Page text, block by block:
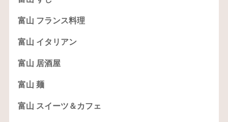
富山 フランス料理
富山 イタリアン
富山 居酒屋
富山 麺
富山 スイーツ＆カフェ